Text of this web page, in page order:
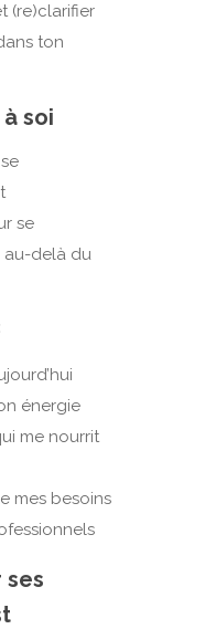
(re)clarifier
ton
soi
se
au-delà du
énergie
me nourrit
mes besoins
ses